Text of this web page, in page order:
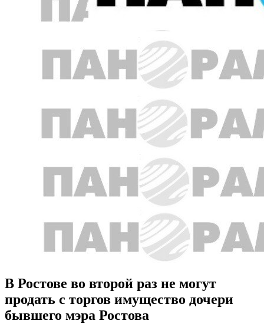
В Ростове во второй раз не могут
продать с торгов имущество дочери
бывшего мэра Ростова